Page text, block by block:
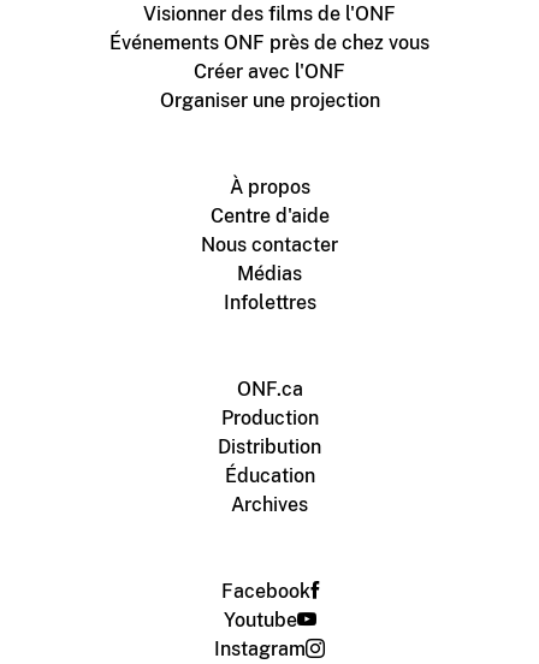
Visionner des films de l'ONF
Événements ONF près de chez vous
Créer avec l'ONF
Organiser une projection
À propos
Centre d'aide
Nous contacter
Médias
Infolettres
ONF.ca
Production
Distribution
Éducation
Archives
Facebook
Youtube
Instagram